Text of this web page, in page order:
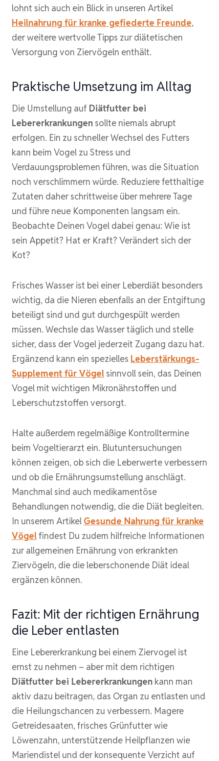
lohnt sich auch ein Blick in unseren Artikel
Heilnahrung für kranke gefiederte Freunde,
der weitere wertvolle Tipps zur diätetischen
Versorgung von Ziervögeln enthält.
Praktische Umsetzung im Alltag
Die Umstellung auf Diätfutter bei
Lebererkrankungen sollte niemals abrupt
erfolgen. Ein zu schneller Wechsel des Futters
kann beim Vogel zu Stress und
Verdauungsproblemen führen, was die Situation
noch verschlimmern würde. Reduziere fetthaltige
Zutaten daher schrittweise über mehrere Tage
und führe neue Komponenten langsam ein.
Beobachte Deinen Vogel dabei genau: Wie ist
sein Appetit? Hat er Kraft? Verändert sich der
Kot?
Frisches Wasser ist bei einer Leberdiät besonders
wichtig, da die Nieren ebenfalls an der Entgiftung
beteiligt sind und gut durchgespült werden
müssen. Wechsle das Wasser täglich und stelle
sicher, dass der Vogel jederzeit Zugang dazu hat.
Ergänzend kann ein spezielles Leberstärkungs-
Supplement für Vögel sinnvoll sein, das Deinen
Vogel mit wichtigen Mikronährstoffen und
Leberschutzstoffen versorgt.
Halte außerdem regelmäßige Kontrolltermine
beim Vogeltierarzt ein. Blutuntersuchungen
können zeigen, ob sich die Leberwerte verbessern
und ob die Ernährungsumstellung anschlägt.
Manchmal sind auch medikamentöse
Behandlungen notwendig, die die Diät begleiten.
In unserem Artikel Gesunde Nahrung für kranke
Vögelfindest Du zudem hilfreiche Informationen
zur allgemeinen Ernährung von erkrankten
Ziervögeln, die die leberschonende Diät ideal
ergänzen können.
Fazit: Mit der richtigen Ernährung
die Leber entlasten
Eine Lebererkrankung bei einem Ziervogel ist
ernst zu nehmen – aber mit dem richtigen
Diätfutter bei Lebererkrankungen kann man
aktiv dazu beitragen, das Organ zu entlasten und
die Heilungschancen zu verbessern. Magere
Getreidesaaten, frisches Grünfutter wie
Löwenzahn, unterstützende Heilpflanzen wie
Mariendistel und der konsequente Verzicht auf